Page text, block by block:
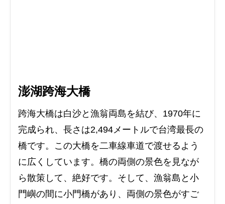
澎湖跨海大橋
跨海大橋は白沙と漁翁両島を結び、1970年に
完成られ、長さは2,494メートルで台湾最長の
橋です。この大橋を二車線車道で渡せるよう
に広くしています。橋の両側の景色を見なが
ら散策して、絶好です。そして、漁翁島と小
門嶼の間に小門橋があり、両側の景色がすご